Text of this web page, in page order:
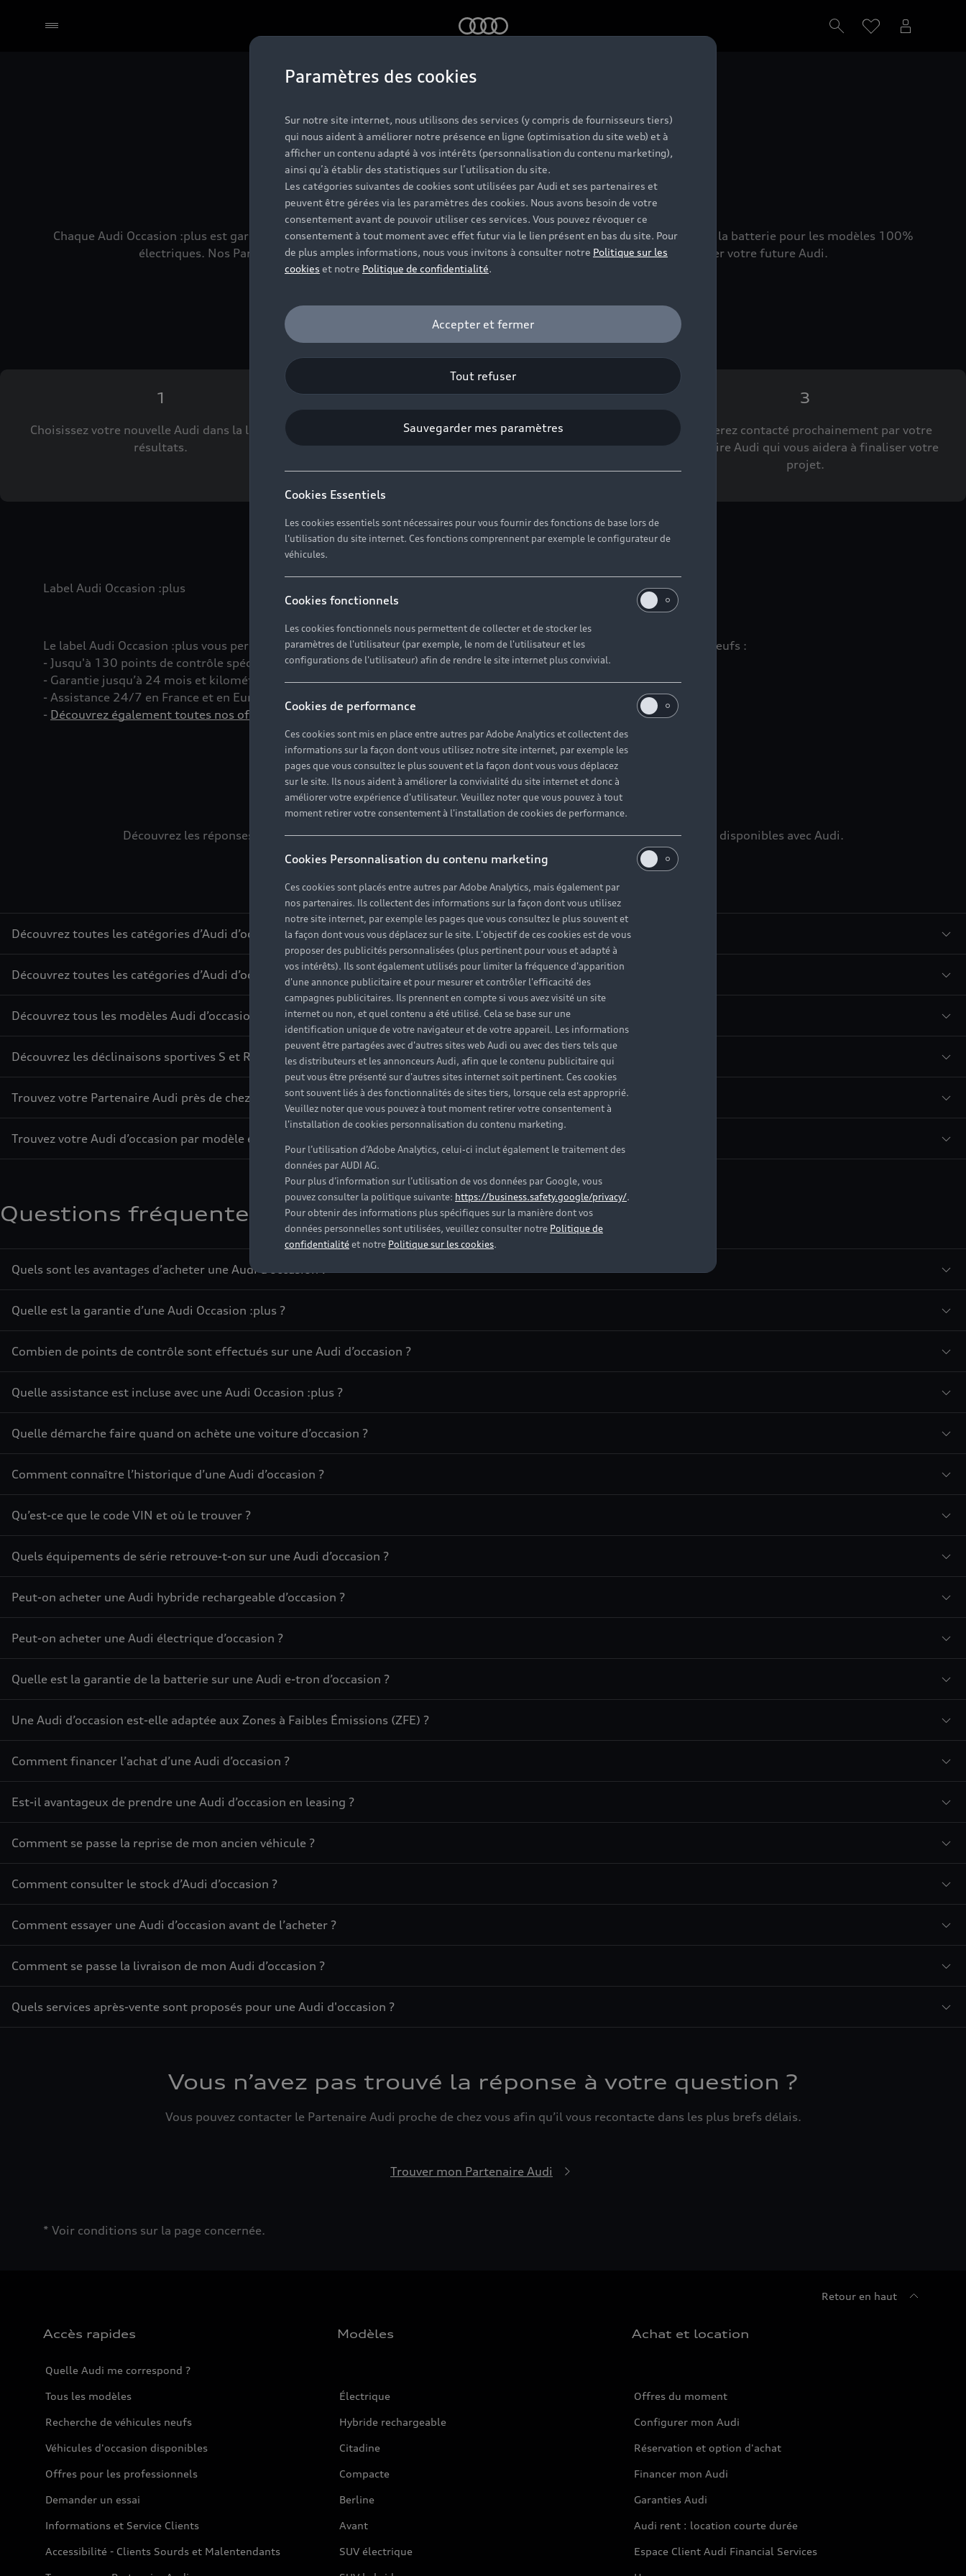
Nos Audi d'occasion
labellisées
Chaque Audi Occasion :plus est garantie 24 mois et vérifiée sur jusqu'à 130 points de contrôle, dont l'état de santé de la batterie pour les modèles 100%
électriques. Nos Partenaires sont disponibles et vous accompagnent pour votre projet d'achat et trouver votre future Audi.
1
Choisissez votre nouvelle Audi dans la liste des
résultats.
2
Cliquez sur « Contacter votre Partenaire ».
3
Vous serez contacté prochainement par votre
Partenaire Audi qui vous aidera à finaliser votre
projet.
Label Audi Occasion :plus
Le label Audi Occasion :plus vous permet d’acquérir un véhicule d’occasion avec les mêmes avantages que les véhicules neufs :
- Jusqu'à 130 points de contrôle spécifiques à chaque motorisation
- Garantie jusqu’à 24 mois et kilométrage illimité
- Assistance 24/7 en France et en Europe
- Découvrez également toutes nos offres d’entretien, à partir de 19€/mois
Les réponses à vos questions
Découvrez les réponses à vos diverses questions autour de l'achat de véhicules d’occasion immédiatement disponibles avec Audi.
Découvrez toutes les catégories d’Audi d’occasion
Découvrez toutes les catégories d’Audi d’occasion
Découvrez tous les modèles Audi d’occasion
Découvrez les déclinaisons sportives S et RS d’occasion
Trouvez votre Partenaire Audi près de chez vous
Trouvez votre Audi d’occasion par modèle et par ville
Questions fréquentes sur les Audi d’occasion
Quels sont les avantages d’acheter une Audi d’occasion ?
Quelle est la garantie d’une Audi Occasion :plus ?
Combien de points de contrôle sont effectués sur une Audi d’occasion ?
Quelle assistance est incluse avec une Audi Occasion :plus ?
Quelle démarche faire quand on achète une voiture d’occasion ?
Comment connaître l’historique d’une Audi d’occasion ?
Qu’est-ce que le code VIN et où le trouver ?
Quels équipements de série retrouve-t-on sur une Audi d’occasion ?
Peut-on acheter une Audi hybride rechargeable d’occasion ?
Peut-on acheter une Audi électrique d’occasion ?
Quelle est la garantie de la batterie sur une Audi e-tron d’occasion ?
Une Audi d’occasion est-elle adaptée aux Zones à Faibles Émissions (ZFE) ?
Comment financer l’achat d’une Audi d’occasion ?
Est-il avantageux de prendre une Audi d’occasion en leasing ?
Comment se passe la reprise de mon ancien véhicule ?
Comment consulter le stock d’Audi d’occasion ?
Comment essayer une Audi d’occasion avant de l’acheter ?
Comment se passe la livraison de mon Audi d’occasion ?
Quels services après-vente sont proposés pour une Audi d'occasion ?
Vous n’avez pas trouvé la réponse à votre question ?
Vous pouvez contacter le Partenaire Audi proche de chez vous afin qu’il vous recontacte dans les plus brefs délais.
Trouver mon Partenaire Audi
* Voir conditions sur la page concernée.
Retour en haut
Accès rapides
Quelle Audi me correspond ?
Tous les modèles
Recherche de véhicules neufs
Véhicules d'occasion disponibles
Offres pour les professionnels
Demander un essai
Informations et Service Clients
Accessibilité - Clients Sourds et Malentendants
Modèles
Électrique
Hybride rechargeable
Citadine
Compacte
Berline
Avant
SUV électrique
Achat et location
Offres du moment
Configurer mon Audi
Réservation et option d'achat
Financer mon Audi
Garanties Audi
Audi rent : location courte durée
Espace Client Audi Financial Services
Paramètres des cookies
Sur notre site internet, nous utilisons des services (y compris de fournisseurs tiers)
qui nous aident à améliorer notre présence en ligne (optimisation du site web) et à
afficher un contenu adapté à vos intérêts (personnalisation du contenu marketing),
ainsi qu’à établir des statistiques sur l’utilisation du site.
Les catégories suivantes de cookies sont utilisées par Audi et ses partenaires et
peuvent être gérées via les paramètres des cookies. Nous avons besoin de votre
consentement avant de pouvoir utiliser ces services. Vous pouvez révoquer ce
consentement à tout moment avec effet futur via le lien présent en bas du site. Pour
de plus amples informations, nous vous invitons à consulter notre Politique sur les
cookies et notre Politique de confidentialité.
Accepter et fermer
Tout refuser
Sauvegarder mes paramètres
Cookies Essentiels
Les cookies essentiels sont nécessaires pour vous fournir des fonctions de base lors de
l'utilisation du site internet. Ces fonctions comprennent par exemple le configurateur de
véhicules.
Cookies fonctionnels
Les cookies fonctionnels nous permettent de collecter et de stocker les
paramètres de l'utilisateur (par exemple, le nom de l'utilisateur et les
configurations de l'utilisateur) afin de rendre le site internet plus convivial.
Cookies de performance
Ces cookies sont mis en place entre autres par Adobe Analytics et collectent des
informations sur la façon dont vous utilisez notre site internet, par exemple les
pages que vous consultez le plus souvent et la façon dont vous vous déplacez
sur le site. Ils nous aident à améliorer la convivialité du site internet et donc à
améliorer votre expérience d'utilisateur. Veuillez noter que vous pouvez à tout
moment retirer votre consentement à l'installation de cookies de performance.
Cookies Personnalisation du contenu marketing
Ces cookies sont placés entre autres par Adobe Analytics, mais également par
nos partenaires. Ils collectent des informations sur la façon dont vous utilisez
notre site internet, par exemple les pages que vous consultez le plus souvent et
la façon dont vous vous déplacez sur le site. L'objectif de ces cookies est de vous
proposer des publicités personnalisées (plus pertinent pour vous et adapté à
vos intérêts). Ils sont également utilisés pour limiter la fréquence d'apparition
d'une annonce publicitaire et pour mesurer et contrôler l'efficacité des
campagnes publicitaires. Ils prennent en compte si vous avez visité un site
internet ou non, et quel contenu a été utilisé. Cela se base sur une
identification unique de votre navigateur et de votre appareil. Les informations
peuvent être partagées avec d'autres sites web Audi ou avec des tiers tels que
les distributeurs et les annonceurs Audi, afin que le contenu publicitaire qui
peut vous être présenté sur d'autres sites internet soit pertinent. Ces cookies
sont souvent liés à des fonctionnalités de sites tiers, lorsque cela est approprié.
Veuillez noter que vous pouvez à tout moment retirer votre consentement à
l'installation de cookies personnalisation du contenu marketing.
Pour l’utilisation d’Adobe Analytics, celui-ci inclut également le traitement des
données par AUDI AG.
Pour plus d’information sur l’utilisation de vos données par Google, vous
pouvez consulter la politique suivante: https://business.safety.google/privacy/.
Pour obtenir des informations plus spécifiques sur la manière dont vos
données personnelles sont utilisées, veuillez consulter notre Politique de
confidentialitéet notre Politique sur les cookies.